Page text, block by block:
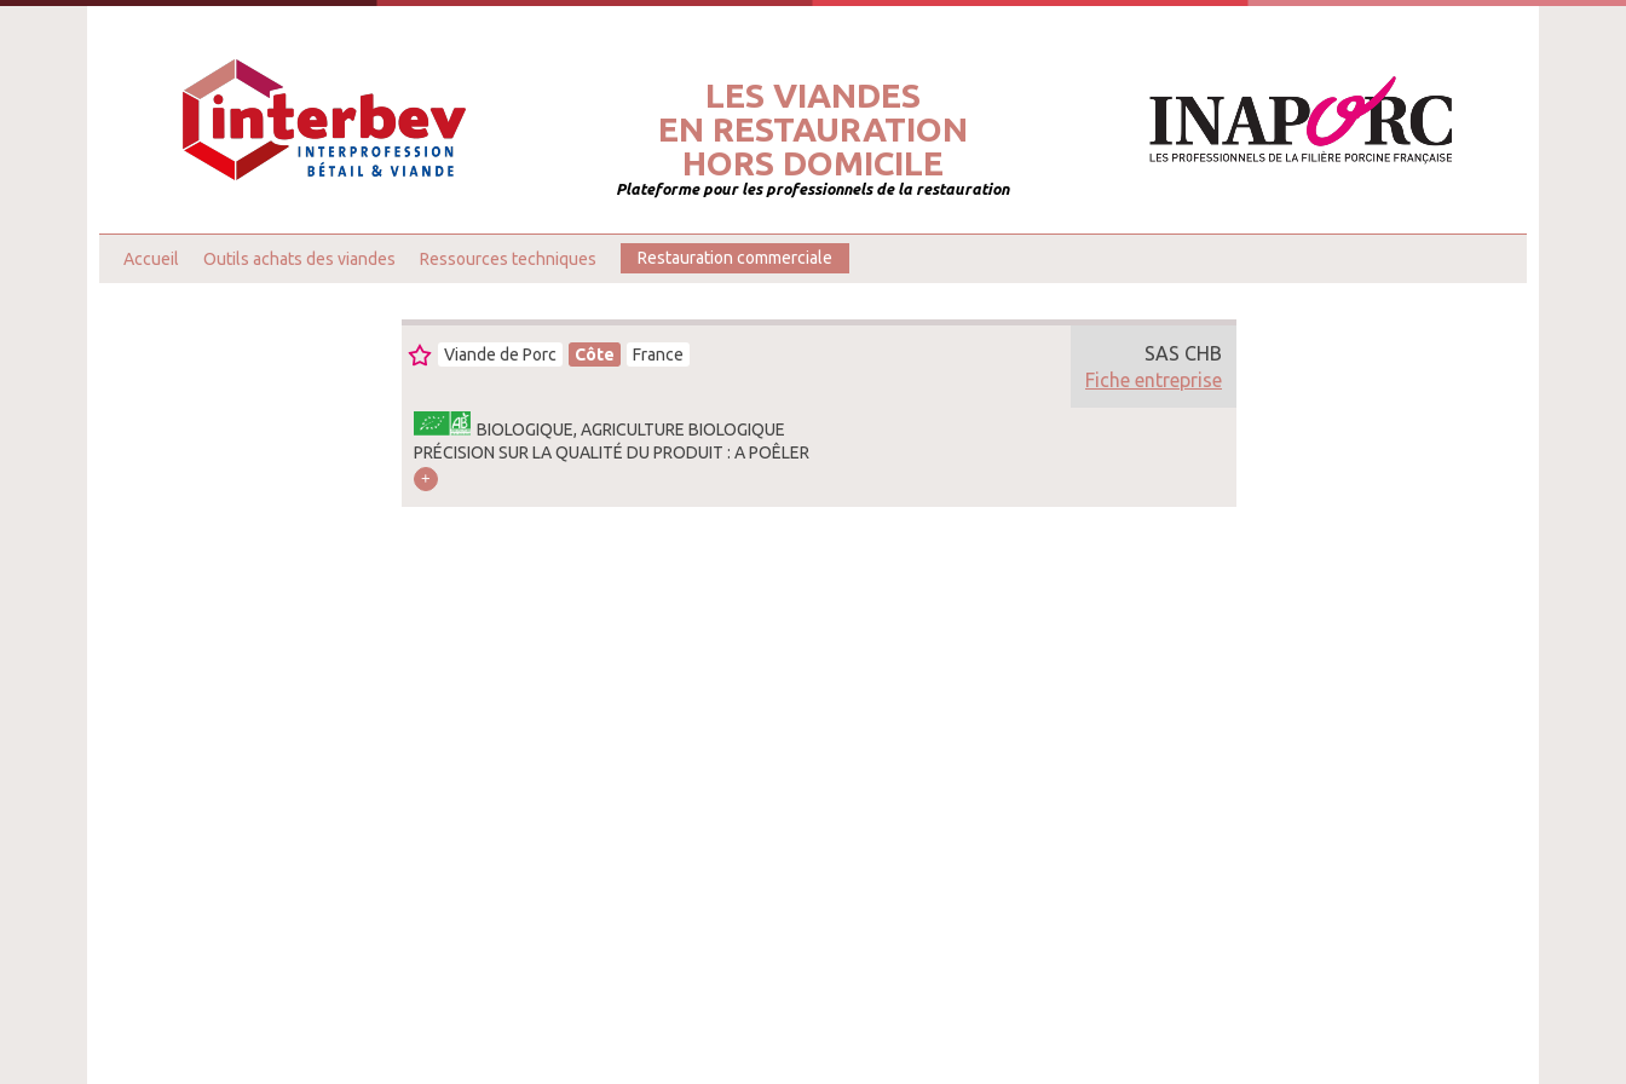
LES VIANDES
EN RESTAURATION
HORS DOMICILE
Plateforme pour les professionnels de la restauration
Accueil Outils achats des viandes Ressources techniques Restauration commerciale
Viande de Porc Côte France
BIOLOGIQUE, AGRICULTURE BIOLOGIQUE
PRÉCISION SUR LA QUALITÉ DU PRODUIT : A POÊLER
SAS CHB
Fiche entreprise